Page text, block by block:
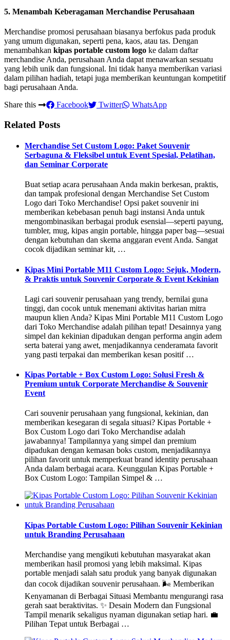
5. Menambah Keberagaman Merchandise Perusahaan
Merchandise promosi perusahaan biasanya berfokus pada produk
yang umum digunakan, seperti pena, kaos, atau tas. Dengan
menambahkan kipas portable custom logo ke dalam daftar
merchandise Anda, perusahaan Anda dapat menawarkan sesuatu
yang lebih unik dan fungsional. Ini tidak hanya memberikan variasi
dalam pilihan hadiah, tetapi juga memberikan keuntungan kompetitif
bagi perusahaan Anda.
Share this
Facebook Twitter WhatsApp
Related Posts
Merchandise Set Custom Logo: Paket Souvenir
Serbaguna & Fleksibel untuk Event Spesial, Pelatihan,
dan Seminar Corporate
Buat setiap acara perusahaan Anda makin berkesan, praktis,
dan tampak profesional dengan Merchandise Set Custom
Logo dari Toko Merchandise! Opsi paket souvenir ini
memberikan kebebasan penuh bagi instansi Anda untuk
mengombinasikan berbagai produk esensial—seperti payung,
tumbler, mug, kipas angin portable, hingga paper bag—sesuai
dengan kebutuhan dan skema anggaran event Anda. Sangat
cocok dijadikan seminar kit, …
Kipas Mini Portable M11 Custom Logo: Sejuk, Modern,
& Praktis untuk Souvenir Corporate & Event Kekinian
Lagi cari souvenir perusahaan yang trendy, bernilai guna
tinggi, dan cocok untuk menemani aktivitas harian mitra
maupun klien Anda? Kipas Mini Portable M11 Custom Logo
dari Toko Merchandise adalah pilihan tepat! Desainnya yang
simpel dan kekinian dipadukan dengan performa angin adem
serta baterai yang awet, menjadikannya cenderamata favorit
yang pasti terpakai dan memberikan kesan positif …
Kipas Portable + Box Custom Logo: Solusi Fresh &
Premium untuk Corporate Merchandise & Souvenir
Event
Cari souvenir perusahaan yang fungsional, kekinian, dan
memberikan kesegaran di segala situasi? Kipas Portable +
Box Custom Logo dari Toko Merchandise adalah
jawabannya! Tampilannya yang simpel dan premium
dipadukan dengan kemasan boks custom, menjadikannya
pilihan favorit untuk memperkuat brand identity perusahaan
Anda dalam berbagai acara. Keunggulan Kipas Portable +
Box Custom Logo: Tampilan Simpel & …
Kipas Portable Custom Logo: Pilihan Souvenir Kekinian
untuk Branding Perusahaan
Merchandise yang mengikuti kebutuhan masyarakat akan
memberikan hasil promosi yang lebih maksimal. Kipas
portable menjadi salah satu produk yang banyak digunakan
dan cocok dijadikan souvenir perusahaan. 🌬️ Memberikan
Kenyamanan di Berbagai Situasi Membantu mengurangi rasa
gerah saat beraktivitas. ✨ Desain Modern dan Fungsional
Tampil menarik sekaligus nyaman digunakan setiap hari. 💼
Pilihan Tepat untuk Berbagai …